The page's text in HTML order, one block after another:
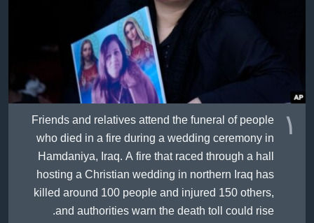
FOLLOW US
زمانه‌کان١ Friends and relatives attend the funeral of people
who died in a fire during a wedding ceremony in
Hamdaniya, Iraq. A fire that raced through a hall
hosting a Christian wedding in northern Iraq has
killed around 100 people and injured 150 others,
and authorities warn the death toll could rise.